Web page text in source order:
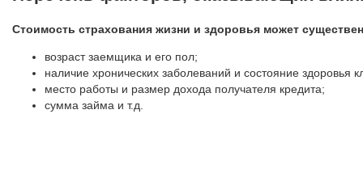
Стоимость страхования жизни и здоровья может
возраст заемщика и его пол;
наличие хронических заболеваний и состояние
место работы и размер дохода получателя кредита;
сумма займа и т.д.